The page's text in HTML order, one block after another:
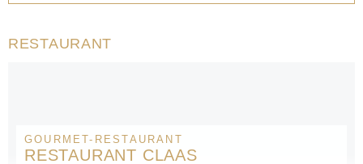
RESTAURANT
GOURMET-RESTAURANT
RESTAURANT CLAAS